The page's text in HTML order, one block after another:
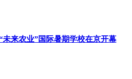
未来农业”国际暑期学校在京开幕